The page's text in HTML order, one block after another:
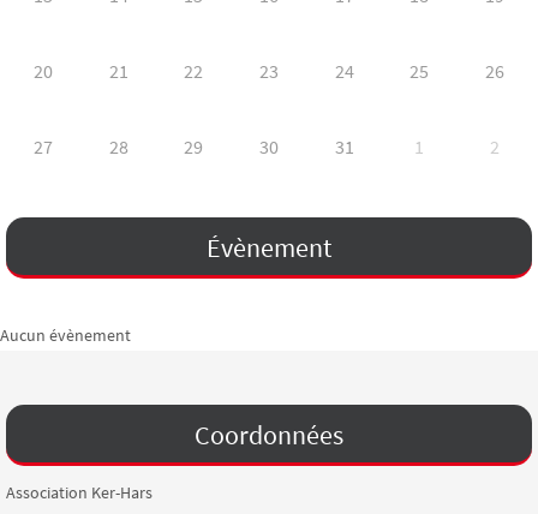
20 21 22 23 24 25 26
27 28 29 30 31 1 2
Évènement
Aucun évènement
Coordonnées
Association Ker-Hars